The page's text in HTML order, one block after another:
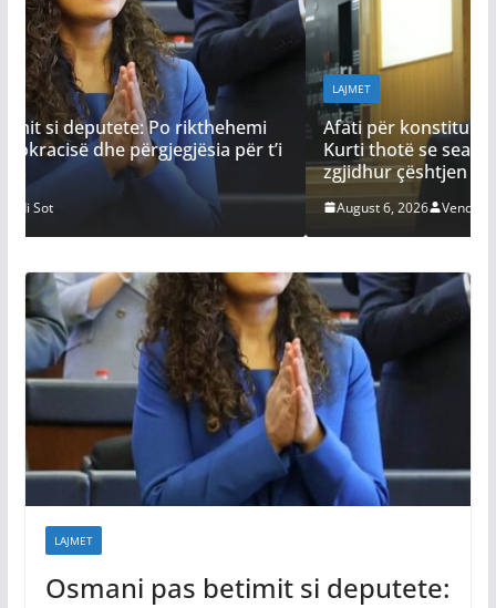
për t’i
LAJMET
Afati për konstituimin e Kuvendit skadon
Kurti thotë se seanca s’mund të vazhdojë pa e
zgjidhur çështjen e Presidentit
LAJMET
Osmani pas betimit si deputete: